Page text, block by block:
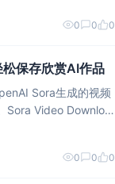
0 0 0
保存欣赏AI作品
Sora生成的视频
0 0 0